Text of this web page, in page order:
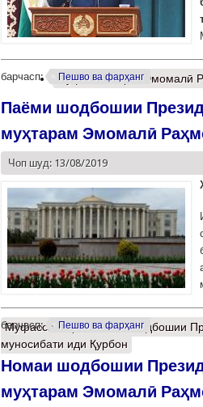
барчасп: Пешво ва фарҳанг
Муфассалтаро Эмомалӣ
Паёми шодбошии
муҳтарам Эмомалӣ
Чоп шуд: 13/08/2019
барчасп: Пешво ва фарҳанг
Муфассалтаро Паёми шодбошии
муносибати иди Қурбон
Номаи шодбошии
муҳтарам Эмомалӣ